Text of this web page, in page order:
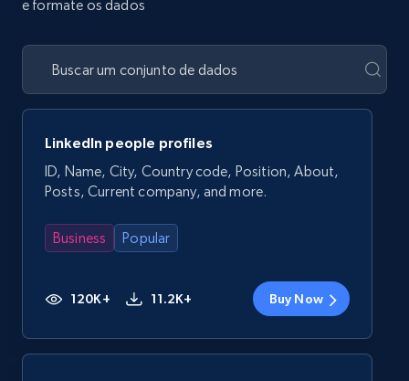
e formate os dados
LinkedIn people profiles
ID, Name, City, Country code, Position, About,
Posts, Current company, and more.
Business Popular
120K+ 11.2K+ Buy Now